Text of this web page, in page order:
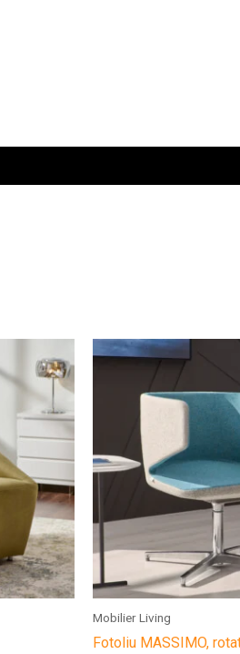
Mobilier Living
Fotoliu MASSIMO,